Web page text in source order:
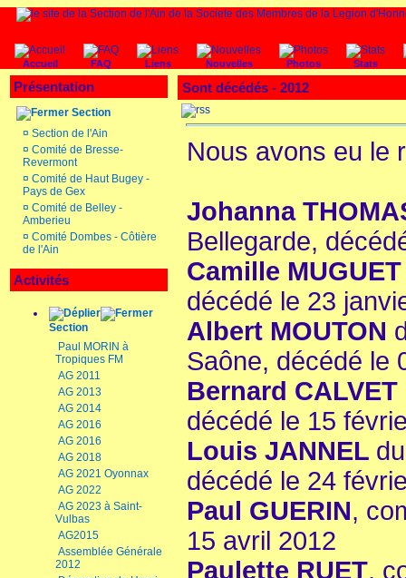
Accueil FAQ Liens Nouvelles Photos Stats
Présentation
Section
¤ Section de l'Ain
¤ Comité de Bresse-
Revermont
¤ Comité de Haut Bugey -
Pays de Gex
¤ Comité de Belley -
Amberieu
¤ Comité Dombes - Côtière
de l'Ain
Activités
Section
Paul MORIN à
Tropiques FM
AG 2011
AG 2013
AG 2014
AG 2016
AG 2016
AG 2018
AG 2021 Oyonnax
AG 2022
AG 2023 à Saint-
Vulbas
AG2015
Assemblée Générale
2012
Sont décédés - 2012
Nous avons eu le
Johanna
Bellegarde,
Camille
décédé le 23
Albert MOUTON
Saône, décédé le
Bernard CALVET
décédé le 15
Louis JANNEL
décédé le 24
Paul GUERIN,
15 avril 2012
Paulette RUET,